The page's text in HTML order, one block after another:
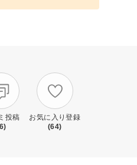
投稿
お気に入り登録
(64)